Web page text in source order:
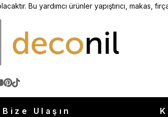
Bu yardımcı ürünler yapıştırıcı, makas,
Bize Ulaşın